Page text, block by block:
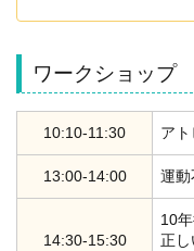
ワークショップ
10:10-11:30 ア
13:00-14:00 運
14:30-15:30
10
正し